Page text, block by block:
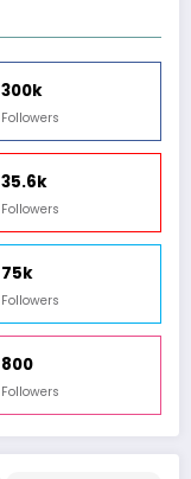
300k
Followers
35.6k
Followers
75k
Followers
800
Followers